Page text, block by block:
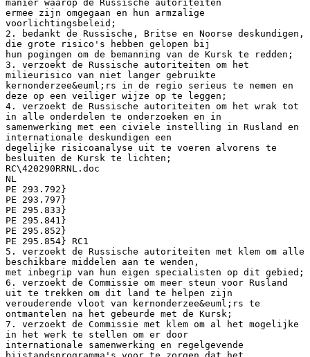
manier waarop de Russische autoriteiten
ermee zijn omgegaan en hun armzalige
voorlichtingsbeleid;
2. bedankt de Russische, Britse en Noorse deskundigen,
die grote risico's hebben gelopen bij
hun pogingen om de bemanning van de Kursk te redden;
3. verzoekt de Russische autoriteiten om het
milieurisico van niet langer gebruikte
kernonderzee&euml;rs in de regio serieus te nemen en
deze op een veiliger wijze op te leggen;
4. verzoekt de Russische autoriteiten om het wrak tot
in alle onderdelen te onderzoeken en in
samenwerking met een civiele instelling in Rusland en
internationale deskundigen een
degelijke risicoanalyse uit te voeren alvorens te
besluiten de Kursk te lichten;
RC\420290RRNL.doc
NL
PE 293.792}
PE 293.797}
PE 295.833}
PE 295.841}
PE 295.852}
PE 295.854} RC1
5. verzoekt de Russische autoriteiten met klem om alle
beschikbare middelen aan te wenden,
met inbegrip van hun eigen specialisten op dit gebied;
6. verzoekt de Commissie om meer steun voor Rusland
uit te trekken om dit land te helpen zijn
verouderende vloot van kernonderzee&euml;rs te
ontmantelen na het gebeurde met de Kursk;
7. verzoekt de Commissie met klem om al het mogelijke
in het werk te stellen om er door
internationale samenwerking en regelgevende